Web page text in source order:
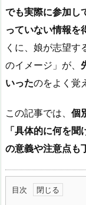
でも実際に参加し
っていない情報を
くに、娘が志望す
のイメージ」が、
いったのをよく覚
この記事では、 個
「具体的に何を
の意義や注意点も
目次